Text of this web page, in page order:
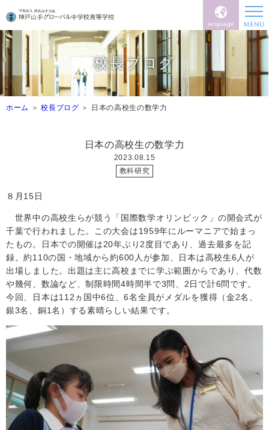
language
校長ブログ
ホーム 校長ブログ 日本の高校生の数学力
日本の高校生の数学力
2023.08.15
教科研究
８月 15日
世界中の高校生らが競う「国際数学オリンピック」の開会式が
千葉で行われました。この大会は1959年にルーマニアで始まっ
たもの。日本での開催は20年ぶり2度目であり、過去最多を記
録。約110の国・地域から約600人が参加、日本は高校生6人が
出場しました。出題は主に高校までに学ぶ範囲からであり、代数
や幾何、数論など、制限時間4時間半で3問、 2日で計6問です。
今回、日本は112ヵ国中6位、6名全員がメダルを獲得（金2名、
銀3名、銅1名）する素晴らしい結果です。